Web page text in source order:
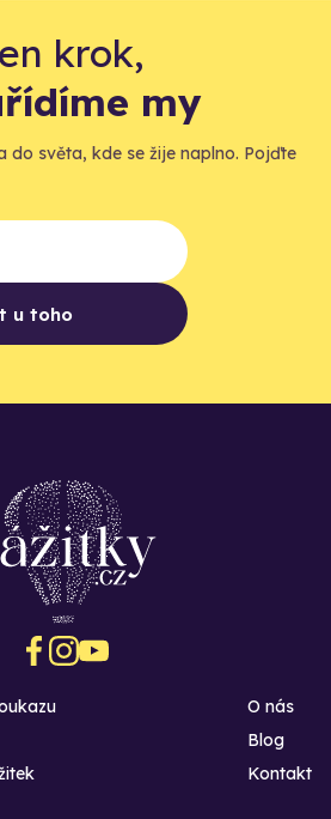
krok,
my
do světa, kde se žije naplno. Pojďte
u toho
O nás
Blog
Kontakt